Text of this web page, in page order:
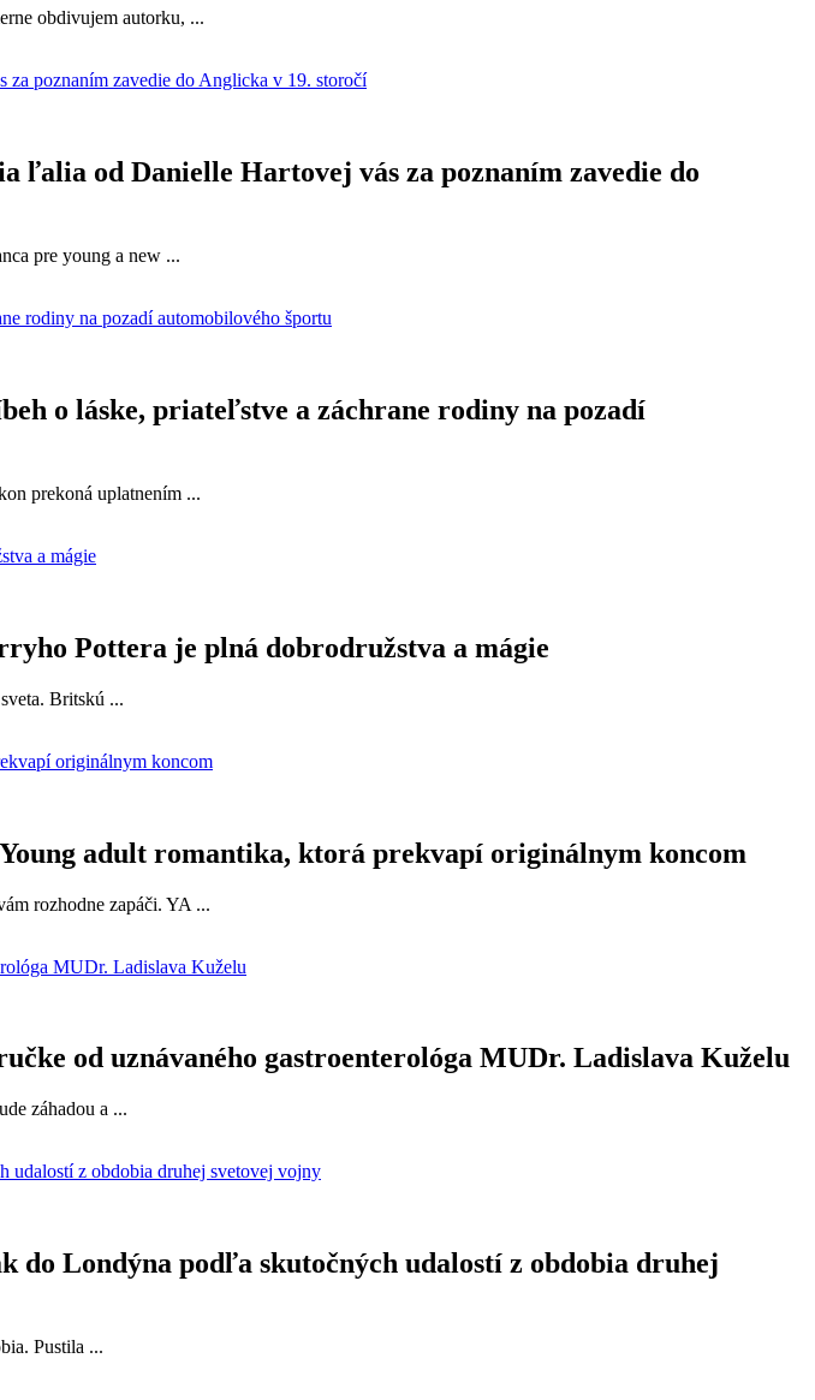
obdivujem autorku, ...
ľalia od Danielle Hartovej vás za poznaním zavedie do
pre young a new ...
o láske, priateľstve a záchrane rodiny na pozadí
prekoná uplatnením ...
Pottera je plná dobrodružstva a mágie
Britskú ...
adult romantika, ktorá prekvapí originálnym koncom
rozhodne zapáči. YA ...
od uznávaného gastroenterológa MUDr. Ladislava Kuželu
záhadou a ...
Londýna podľa skutočných udalostí z obdobia druhej
Pustila ...